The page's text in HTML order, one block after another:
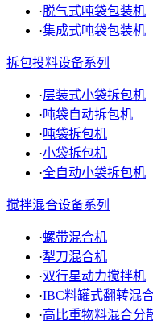
·脱气式吨袋包装机
·集成式吨袋包装机
拆包投料设备系列
·层装式小袋拆包机
·吨袋自动拆包机
·吨袋拆包机
·小袋拆包机
·全自动小袋拆包机
搅拌混合设备系列
·螺带混合机
·犁刀混合机
·双行星动力搅拌机
·IBC料罐式翻转混
·高比重物料混合分